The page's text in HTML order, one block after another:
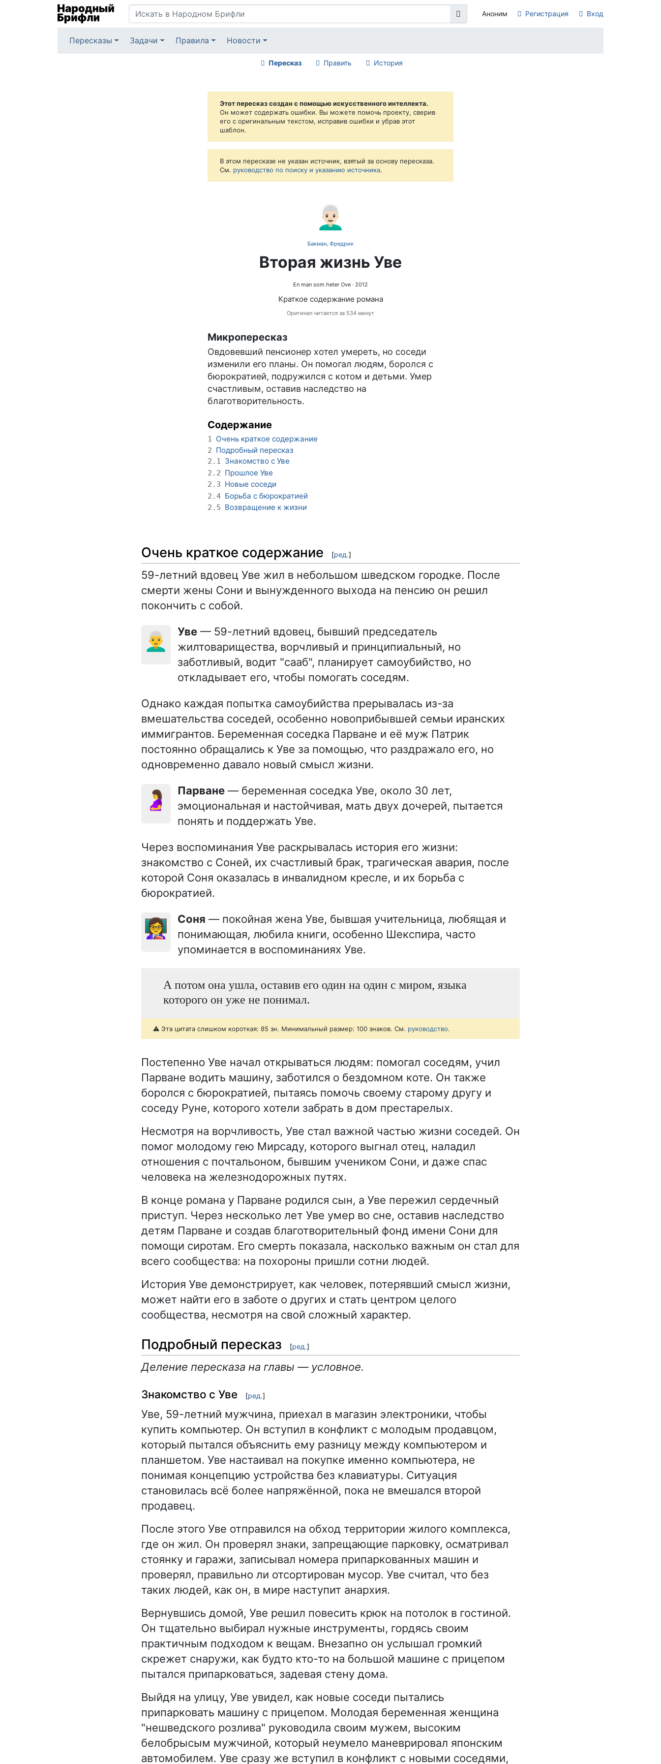
Аноним Регистрация Вход
Пересказы Задачи Правила Новости
Пересказ Править История
Этот пересказ создан с помощью искусственного интеллекта.
Он может содержать ошибки. Вы можете помочь проекту, сверив
его с оригинальным текстом, исправив ошибки и убрав этот
шаблон.
В этом пересказе не указан источник, взятый за основу пересказа.
См. руководство по поиску и указанию источника.
👨🏻‍🦳
Бакман, Фредрик
Вторая жизнь Уве
En man som heter Ove · 2012
Краткое содержание романа
Оригинал читается за 534 минут
Микропересказ
Овдовевший пенсионер хотел умереть, но соседи
изменили его планы. Он помогал людям, боролся с
бюрократией, подружился с котом и детьми. Умер
счастливым, оставив наследство на
благотворительность.
Содержание
1 Очень краткое содержание
2 Подробный пересказ
2.1 Знакомство с Уве
2.2 Прошлое Уве
2.3 Новые соседи
2.4 Борьба с бюрократией
2.5 Возвращение к жизни
Очень краткое содержание [ред.]
59-летний вдовец Уве жил в небольшом шведском городке. После
смерти жены Сони и вынужденного выхода на пенсию он решил
покончить с собой.
👨‍🦳 Уве — 59-летний вдовец, бывший председатель
жилтоварищества, ворчливый и принципиальный, но
заботливый, водит "сааб", планирует самоубийство, но
откладывает его, чтобы помогать соседям.
Однако каждая попытка самоубийства прерывалась из-за
вмешательства соседей, особенно новоприбывшей семьи иранских
иммигрантов. Беременная соседка Парване и её муж Патрик
постоянно обращались к Уве за помощью, что раздражало его, но
одновременно давало новый смысл жизни.
🤰 Парване — беременная соседка Уве, около 30 лет,
эмоциональная и настойчивая, мать двух дочерей, пытается
понять и поддержать Уве.
Через воспоминания Уве раскрывалась история его жизни:
знакомство с Соней, их счастливый брак, трагическая авария, после
которой Соня оказалась в инвалидном кресле, и их борьба с
бюрократией.
👩‍🏫 Соня — покойная жена Уве, бывшая учительница, любящая и
понимающая, любила книги, особенно Шекспира, часто
упоминается в воспоминаниях Уве.
А потом она ушла, оставив его один на один с миром, языка
которого он уже не понимал.
⚠️ Эта цитата слишком короткая: 85 зн. Минимальный размер: 100 знаков. См. руководство.
Постепенно Уве начал открываться людям: помогал соседям, учил
Парване водить машину, заботился о бездомном коте. Он также
боролся с бюрократией, пытаясь помочь своему старому другу и
соседу Руне, которого хотели забрать в дом престарелых.
Несмотря на ворчливость, Уве стал важной частью жизни соседей. Он
помог молодому гею Мирсаду, которого выгнал отец, наладил
отношения с почтальоном, бывшим учеником Сони, и даже спас
человека на железнодорожных путях.
В конце романа у Парване родился сын, а Уве пережил сердечный
приступ. Через несколько лет Уве умер во сне, оставив наследство
детям Парване и создав благотворительный фонд имени Сони для
помощи сиротам. Его смерть показала, насколько важным он стал для
всего сообщества: на похороны пришли сотни людей.
История Уве демонстрирует, как человек, потерявший смысл жизни,
может найти его в заботе о других и стать центром целого
сообщества, несмотря на свой сложный характер.
Подробный пересказ [ред.]
Деление пересказа на главы — условное.
Знакомство с Уве [ред.]
Уве, 59-летний мужчина, приехал в магазин электроники, чтобы
купить компьютер. Он вступил в конфликт с молодым продавцом,
который пытался объяснить ему разницу между компьютером и
планшетом. Уве настаивал на покупке именно компьютера, не
понимая концепцию устройства без клавиатуры. Ситуация
становилась всё более напряжённой, пока не вмешался второй
продавец.
После этого Уве отправился на обход территории жилого комплекса,
где он жил. Он проверял знаки, запрещающие парковку, осматривал
стоянку и гаражи, записывал номера припаркованных машин и
проверял, правильно ли отсортирован мусор. Уве считал, что без
таких людей, как он, в мире наступит анархия.
Вернувшись домой, Уве решил повесить крюк на потолок в гостиной.
Он тщательно выбирал нужные инструменты, гордясь своим
практичным подходом к вещам. Внезапно он услышал громкий
скрежет снаружи, как будто кто-то на большой машине с прицепом
пытался припарковаться, задевая стену дома.
Выйдя на улицу, Уве увидел, как новые соседи пытались
припарковать машину с прицепом. Молодая беременная женщина
"нешведского розлива" руководила своим мужем, высоким
белобрысым мужчиной, который неумело маневрировал японским
автомобилем. Уве сразу же вступил в конфликт с новыми соседями,